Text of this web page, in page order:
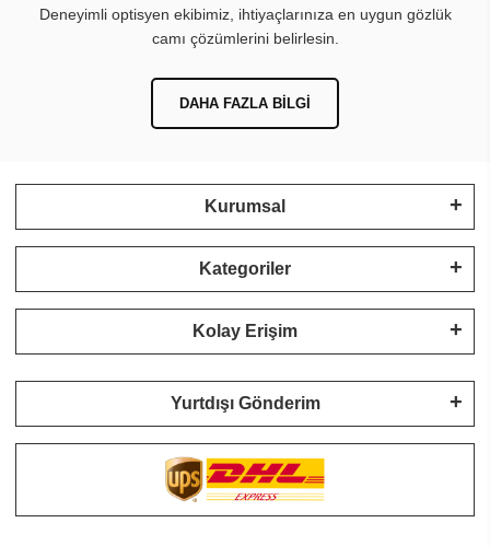
Deneyimli optisyen ekibimiz, ihtiyaçlarınıza en uygun gözlük
camı çözümlerini belirlesin.
DAHA FAZLA BILGI
Kurumsal
Kategoriler
Kolay Erişim
Yurtdışı Gönderim